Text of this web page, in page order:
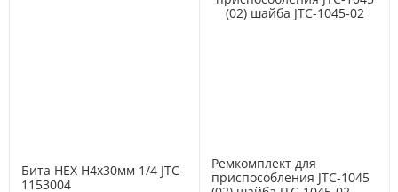
Бита HEX H4х30мм 1/4 JTC-
1153004
Ремкомплект для
приспособления JTC-1045